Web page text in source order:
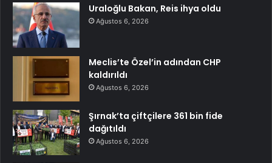
Uraloğlu Bakan, Reis ihya oldu
Ağustos 6, 2026
Meclis’te Özel’in adından CHP
kaldırıldı
Ağustos 6, 2026
Şırnak’ta çiftçilere 361 bin fide
dağıtıldı
Ağustos 6, 2026